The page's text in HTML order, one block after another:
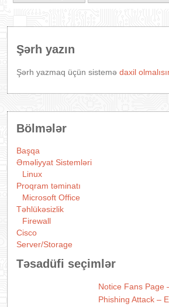
Şərh yazın
Şərh yazmaq üçün sistemə daxil
Bölmələr
Başqa
Əməliyyat Sistemləri
Linux
Proqram təminatı
Microsoft Office
Təhlükəsizlik
Firewall
Cisco
Server/Storage
Təsadüfi seçimlər
Notice Fans Page
Phishing Attack –